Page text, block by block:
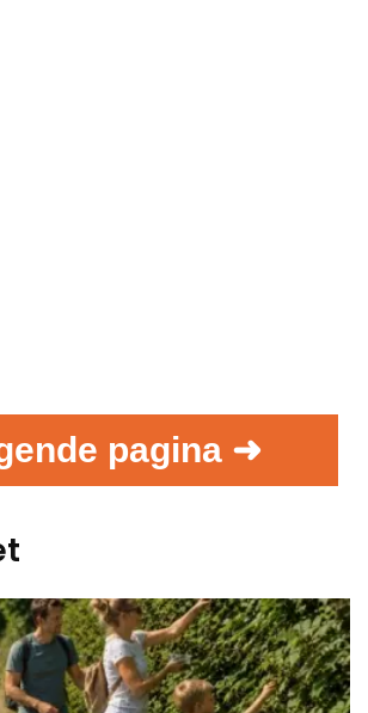
pagina ➜